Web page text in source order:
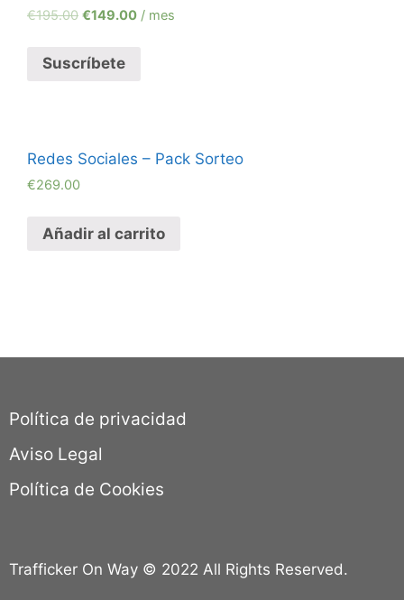
€195.00 €149.00 / mes
Suscríbete
Redes Sociales – Pack Sorteo
€269.00
Añadir al carrito
Política de privacidad
Aviso Legal
Política de Cookies
Trafficker On Way © 2022 All Rights Reserved.